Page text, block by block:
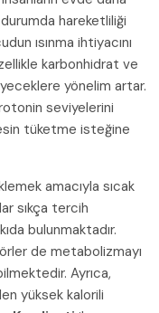
hareketliliği
ısınma ihtiyacını
karbonhidrat ve
yönelim artar.
seviyelerini
tüketme isteğine
amacıyla sıcak
sıkça tercih
bulunmaktadır.
de metabolizmayı
Ayrıca,
yüksek kalorili